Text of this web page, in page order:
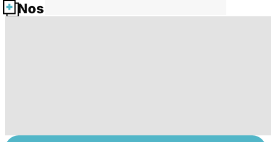
Nos fiches santé